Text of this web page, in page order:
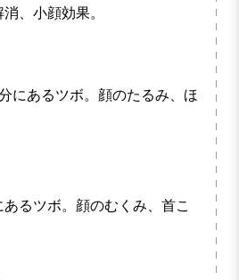
、小顔効果。
にあるツボ。顔のたるみ、ほ
るツボ。顔のむくみ、首こ